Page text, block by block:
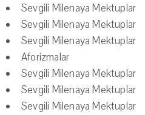
Sevgili Milenaya Mektuplar
Sevgili Milenaya Mektuplar
Sevgili Milenaya Mektuplar
Aforizmalar
Sevgili Milenaya Mektuplar
Sevgili Milenaya Mektuplar
Sevgili Milenaya Mektuplar